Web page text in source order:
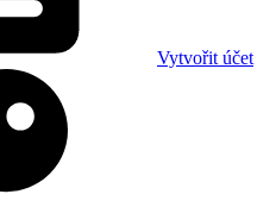
Vytvořit účet